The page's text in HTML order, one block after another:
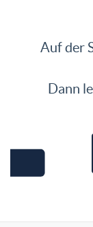
Auf der
Dann